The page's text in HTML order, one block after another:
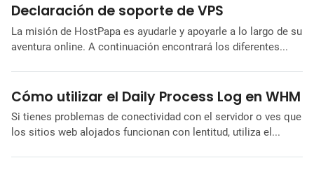
Declaración de soporte de VPS
La misión de HostPapa es ayudarle y apoyarle a lo largo de su
aventura online. A continuación encontrará los diferentes...
Cómo utilizar el Daily Process Log en WHM
Si tienes problemas de conectividad con el servidor o ves que
los sitios web alojados funcionan con lentitud, utiliza el...